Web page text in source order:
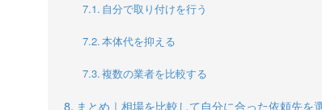
自分で取り付けを行う
本体代を抑える
複数の業者を比較する
まとめ｜相場を比較して自分に合った依頼先を